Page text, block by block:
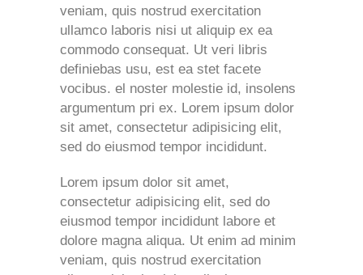
veniam, quis nostrud exercitation
ullamco laboris nisi ut aliquip ex ea
commodo consequat. Ut veri libris
definiebas usu, est ea stet facete
vocibus. el noster molestie id, insolens
argumentum pri ex. Lorem ipsum dolor
sit amet, consectetur adipisicing elit,
sed do eiusmod tempor incididunt.
Lorem ipsum dolor sit amet,
consectetur adipisicing elit, sed do
eiusmod tempor incididunt labore et
dolore magna aliqua. Ut enim ad minim
veniam, quis nostrud exercitation